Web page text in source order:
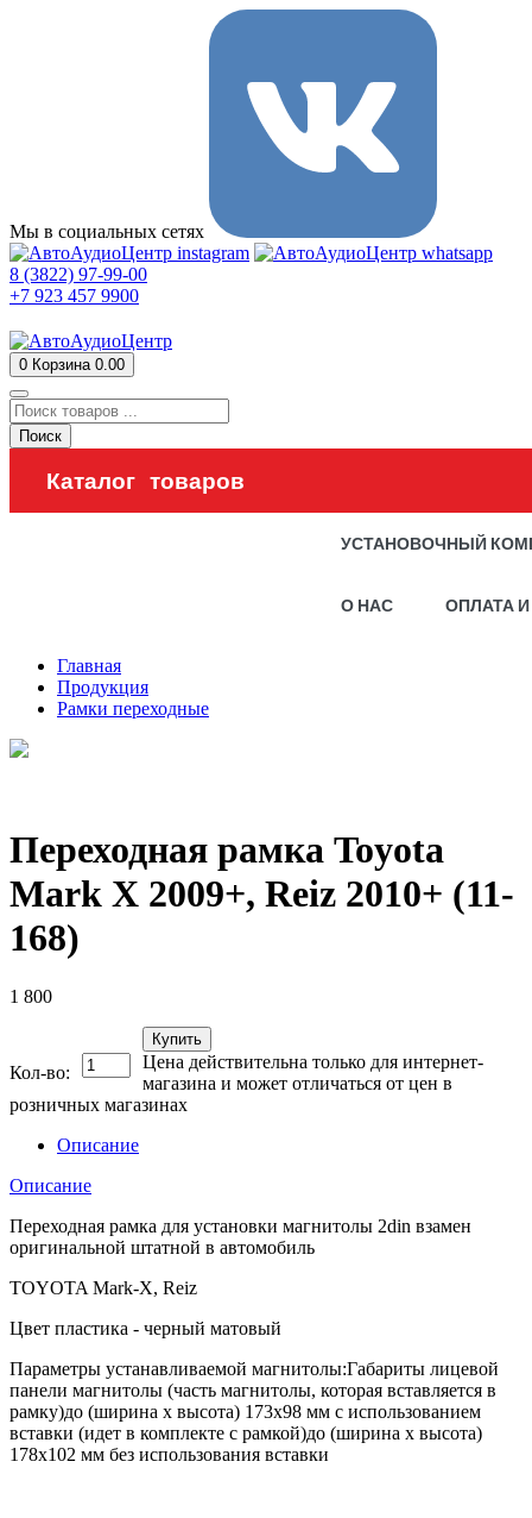
Мы в социальных сетях
8 (3822) 97-99-00
+7 923 457 9900
0 Корзина 0.00
Поиск
Каталог товаров
УСТАНОВОЧНЫЙ
О НАС ОПЛАТА
Главная
Продукция
Рамки переходные
Переходная рамка Toyota
Mark X 2009+, Reiz 2010+ (11-
168)
1 800
Кол-во:
Купить
Цена действительна только для интернет-
магазина и может отличаться от цен в
розничных магазинах
Описание
Описание
Переходная рамка для установки магнитолы 2din взамен
оригинальной штатной в автомобиль
TOYOTA Mark-X, Reiz
Цвет пластика - черный матовый
Параметры устанавливаемой магнитолы:Габариты лицевой
панели магнитолы (часть магнитолы, которая вставляется в
рамку)до (ширина х высота) 173х98 мм с использованием
вставки (идет в комплекте с рамкой)до (ширина х высота)
178х102 мм без использования вставки